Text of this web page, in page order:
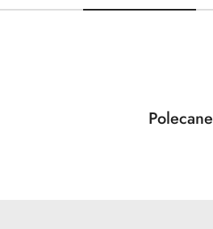
Pomiń karuzelę produktów
Produkty
Polecane